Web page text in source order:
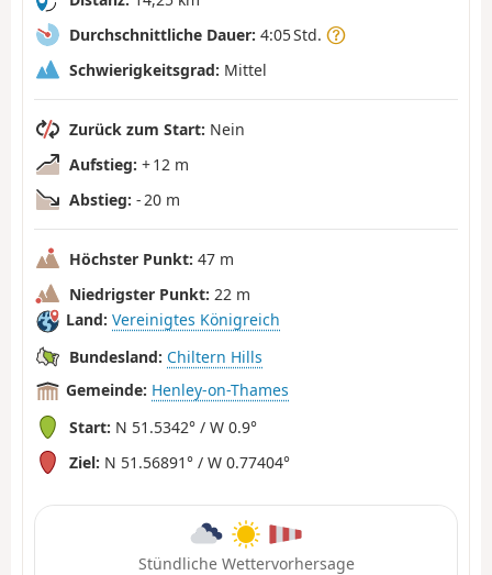
Durchschnittliche Dauer: 4:05 Std.
Schwierigkeitsgrad: Mittel
Zurück zum Start: Nein
Aufstieg: + 12 m
Abstieg: - 20 m
Höchster Punkt: 47 m
Niedrigster Punkt: 22 m
Land: Vereinigtes Königreich
Bundesland: Chiltern Hills
Gemeinde: Henley-on-Thames
Start: N 51.5342° / W 0.9°
Ziel: N 51.56891° / W 0.77404°
Stündliche Wettervorhersage